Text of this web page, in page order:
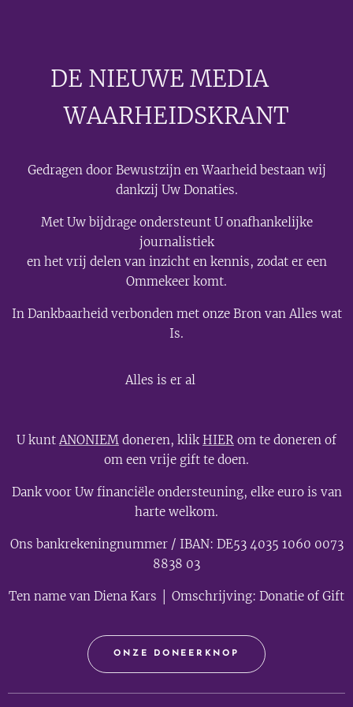
DE NIEUWE MEDIA🟣
WAARHEIDSKRANT
Gedragen door Bewustzijn en Waarheid bestaan wij
dankzij Uw Donaties.
Met Uw bijdrage ondersteunt U onafhankelijke
journalistiek
en het vrij delen van inzicht en kennis, zodat er een
Ommekeer komt.
In Dankbaarheid verbonden met onze Bron van Alles wat
Is.
Alles is er al
U kuntANONIEM doneren, klikHIER om te doneren of
om een vrije gift te doen.
Dank voor Uw financiële ondersteuning, elke euro is van
harte welkom.
Ons bankrekeningnummer / IBAN: DE53 4035 1060 0073
8838 03
Ten name van Diena Kars │ Omschrijving: Donatie of Gift
ONZE DONEERKNOP